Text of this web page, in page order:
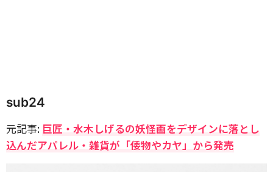
sub24
元記事: 巨匠・水木しげるの妖怪画をデザインに落とし
込んだアパレル・雑貨が「倭物やカヤ」から発売